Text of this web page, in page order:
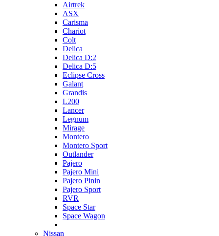
Airtrek
ASX
Carisma
Chariot
Colt
Delica
Delica D:2
Delica D:5
Eclipse Cross
Galant
Grandis
L200
Lancer
Legnum
Mirage
Montero
Montero Sport
Outlander
Pajero
Pajero Mini
Pajero Pinin
Pajero Sport
RVR
Space Star
Space Wagon
Nissan